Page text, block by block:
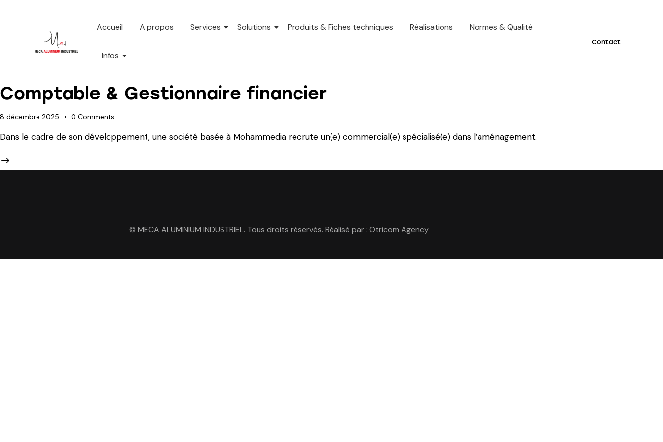
Accueil A propos Services Solutions Produits & Fiches techniques Réalisations Normes & Qualité
Infos
Contact
Comptable & Gestionnaire financier
8 décembre 2025 0 Comments
Dans le cadre de son développement, une société basée à Mohammedia recrute un(e) commercial(e) spécialisé(e) dans l’aménagement.
© MECA ALUMINIUM INDUSTRIEL. Tous droits réservés. Réalisé par : Otricom Agency